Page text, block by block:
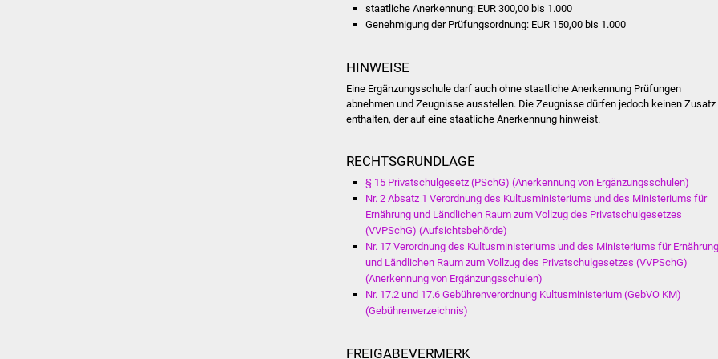
staatliche Anerkennung: EUR 300,00 bis 1.000
Genehmigung der Prüfungsordnung: EUR 150,00 bis 1.000
HINWEISE
Eine Ergänzungsschule darf auch ohne staatliche Anerkennung Prüfungen
abnehmen und Zeugnisse ausstellen. Die Zeugnisse dürfen jedoch keinen Zusatz
enthalten, der auf eine staatliche Anerkennung hinweist.
RECHTSGRUNDLAGE
§ 15 Privatschulgesetz (PSchG) (Anerkennung von Ergänzungsschulen)
Nr. 2 Absatz 1 Verordnung des Kultusministeriums und des Ministeriums für
Ernährung und Ländlichen Raum zum Vollzug des Privatschulgesetzes
(VVPSchG) (Aufsichtsbehörde)
Nr. 17 Verordnung des Kultusministeriums und des Ministeriums für
und Ländlichen Raum zum Vollzug des Privatschulgesetzes (VVPSchG)
(Anerkennung von Ergänzungsschulen)
Nr. 17.2 und 17.6 Gebührenverordnung Kultusministerium (GebVO KM)
(Gebührenverzeichnis)
FREIGABEVERMERK